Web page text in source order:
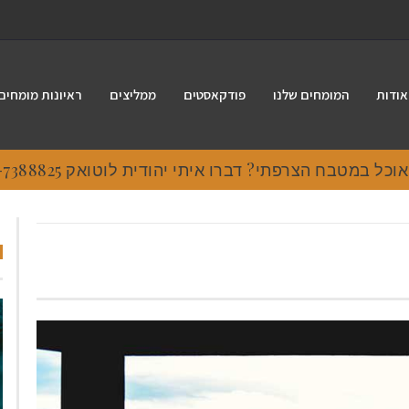
אודות המומחים שלנו פודקאסטים ממליצים ראיונות
במטבח הצרפתי? דברו איתי יהודית לוטואק 054-7388825.